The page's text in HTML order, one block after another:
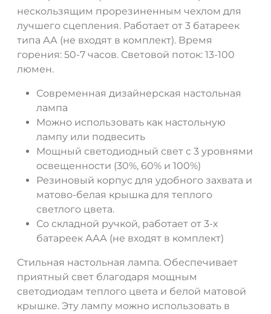
нескользящим прорезиненным чехлом для
лучшего сцепления. Работает от 3 батареек
типа АА (не входят в комплект). Время
горения: 50-7 часов. Световой поток: 13-100
люмен.
Современная дизайнерская настольная
лампа
Можно использовать как настольную
лампу или подвесить
Мощный светодиодный свет с 3 уровнями
освещенности (30%, 60% и 100%)
Резиновый корпус для удобного захвата и
матово-белая крышка для теплого
светлого цвета.
Со складной ручкой, работает от 3-х
батареек ААА (не входят в комплект)
Стильная настольная лампа. Обеспечивает
приятный свет благодаря мощным
светодиодам теплого цвета и белой матовой
крышке. Эту лампу можно использовать в
ДА НЕТ